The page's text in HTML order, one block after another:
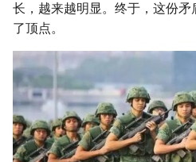
长，越来越明显。终于，这份
了顶点。